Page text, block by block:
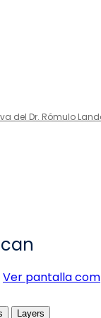
del Dr. Rómulo
Ver pantalla